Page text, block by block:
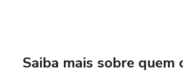
Saiba mais sobre quem